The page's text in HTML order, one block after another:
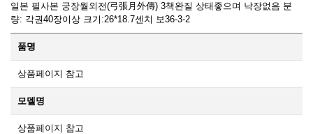
일본 필사본 궁장월외전(弓張月外傳) 3책완질 상태좋으며 낙장없음 분
량: 각권40장이상 크기:26*18.7센치 보36-3-2
품명
상품페이지 참고
모델명
상품페이지 참고